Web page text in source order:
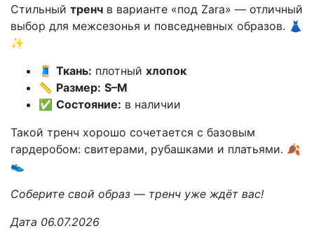
Стильный тренч в варианте «под Zara» — отличный
выбор для межсезонья и повседневных образов. 👗
✨
🧵 Ткань: плотный хлопок
📏 Размер: S–M
✅ Состояние: в наличии
Такой тренч хорошо сочетается с базовым
гардеробом: свитерами, рубашками и платьями. 🍂
👟
Соберите свой образ — тренч уже ждёт вас!
Дата 06.07.2026